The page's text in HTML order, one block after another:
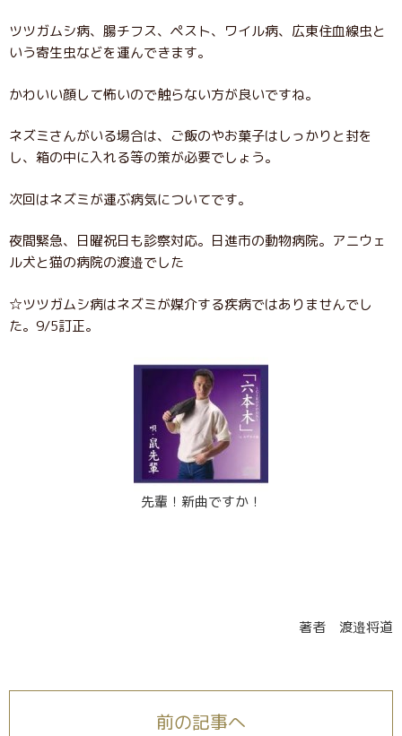
ツツガムシ病、腸チフス、ペスト、ワイル病、広東住血線虫と
いう寄生虫などを運んできます。
かわいい顔して怖いので触らない方が良いですね。
ネズミさんがいる場合は、ご飯のやお菓子はしっかりと封を
し、箱の中に入れる等の策が必要でしょう。
次回はネズミが運ぶ病気についてです。
夜間緊急、日曜祝日も診察対応。日進市の動物病院。アニウェ
ル犬と猫の病院の渡邉でした
☆ツツガムシ病はネズミが媒介する疾病ではありませんでし
た。9/5訂正。
先輩！新曲ですか！
著者 渡邉将道
前の記事へ